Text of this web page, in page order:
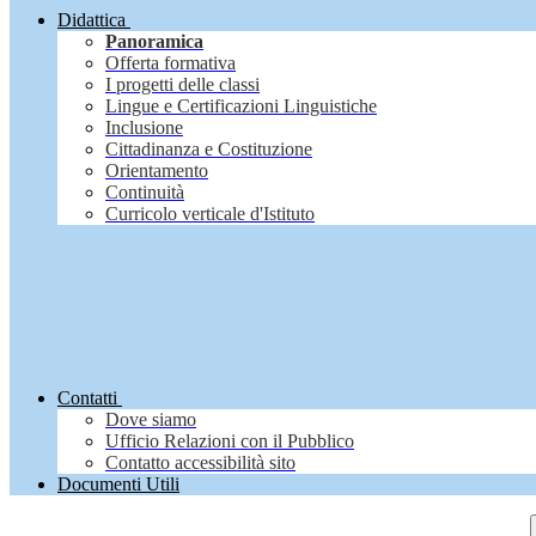
Didattica
Panoramica
Offerta formativa
I progetti delle classi
Lingue e Certificazioni Linguistiche
Inclusione
Cittadinanza e Costituzione
Orientamento
Continuità
Curricolo verticale d'Istituto
Contatti
Dove siamo
Ufficio Relazioni con il Pubblico
Contatto accessibilità sito
Documenti Utili